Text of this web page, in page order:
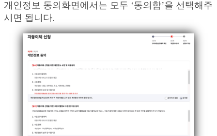
개인정보 동의화면에서는 모두 ‘동의함’을 선택해주
시면 됩니다.